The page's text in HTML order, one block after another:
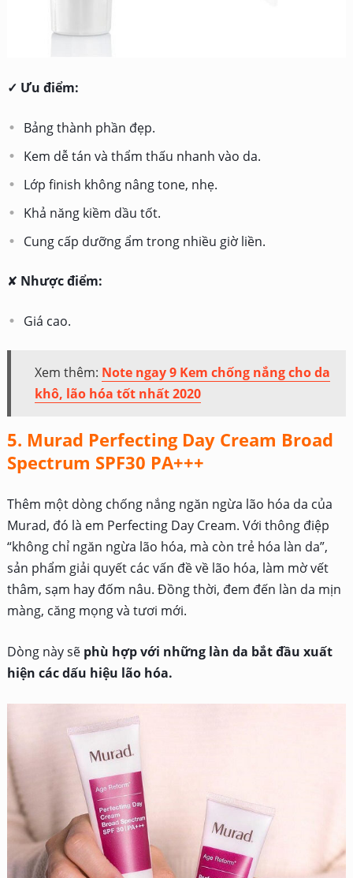
✓ Ưu điểm:
Bảng thành phần đẹp.
Kem dễ tán và thẩm thấu nhanh vào da.
Lớp finish không nâng tone, nhẹ.
Khả năng kiềm dầu tốt.
Cung cấp dưỡng ẩm trong nhiều giờ liền.
✘ Nhược điểm:
Giá cao.
Xem thêm: Note ngay 9 Kem chống nắng cho da
khô, lão hóa tốt nhất 2020
5. Murad Perfecting Day Cream Broad
Spectrum SPF30 PA+++
Thêm một dòng chống nắng ngăn ngừa lão hóa da của
Murad, đó là em Perfecting Day Cream. Với thông điệp
“không chỉ ngăn ngừa lão hóa, mà còn trẻ hóa làn da”,
sản phẩm giải quyết các vấn đề về lão hóa, làm mờ vết
thâm, sạm hay đốm nâu. Đồng thời, đem đến làn da mịn
màng, căng mọng và tươi mới.
Dòng này sẽphù hợp với những làn da bắt đầu xuất
hiện các dấu hiệu lão hóa.